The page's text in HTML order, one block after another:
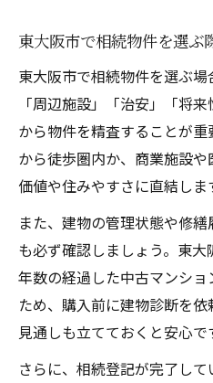
東大阪市で相続物件を選ぶ
東大阪市で相続物件を選ぶ場
「周辺施設」「治安」「将
から物件を精査することが
から徒歩圏内か、商業施設
価値や住みやすさに直結しま
また、建物の管理状態や修
も必ず確認しましょう。東
年数の経過した中古マンシ
ため、購入前に建物診断を
見通しも立てておくと安心で
さらに、相続登記が完了し